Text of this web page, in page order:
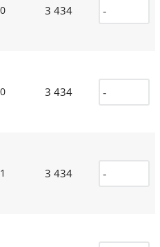
3 434
3 434
3 434